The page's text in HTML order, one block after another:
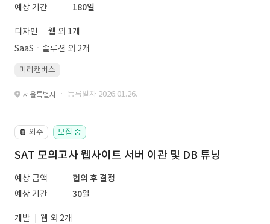
예상 기간
180일
디자인
웹 외 1개
SaaSㆍ솔루션 외 2개
미리캔버스
서울특별시 · 등록일자 2026.01.26.
📔 외주 모집 중
SAT 모의고사 웹사이트 서버 이관 및 DB 튜닝
예상 금액
협의 후 결정
예상 기간
30일
개발
웹 외 2개